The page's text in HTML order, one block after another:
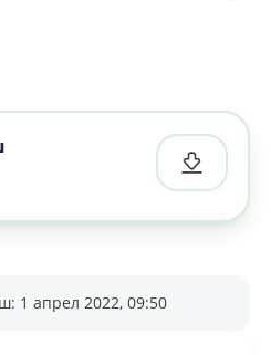
1 апрел 2022, 09:50